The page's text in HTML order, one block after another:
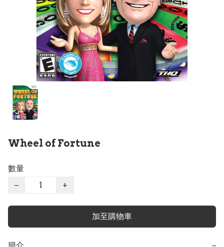
Wheel of Fortune
數量
−
+
加至購物車